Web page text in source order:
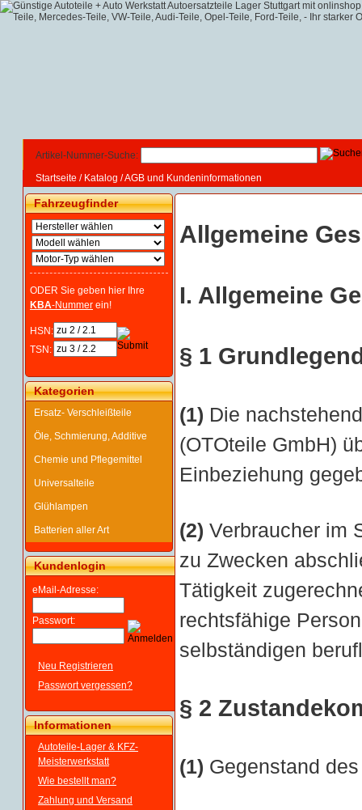
Artikel-Nummer-Suche:
Startseite / Katalog /AGB und Kundeninformationen
Fahrzeugfinder
ODER Sie geben hier Ihre
KBA-Nummer ein!
HSN:
TSN:
Kategorien
Ersatz- Verschleißteile
Öle, Schmierung, Additive
Chemie und Pflegemittel
Universalteile
Glühlampen
Batterien aller Art
Kundenlogin
eMail-Adresse:
Passwort:
Neu Registrieren
Passwort vergessen?
Informationen
Autoteile-Lager & KFZ-
Meisterwerkstatt
Wie bestellt man?
Zahlung und Versand
Allgemeine
I. Allgemeine
§ 1
(1) Die
(OTOteile GmbH)
Einbeziehung
(2) Verbraucher im
zu Zwecken
Tätigkeit
rechtsfähige
selbständigen
§ 2
(1) Gegenstand